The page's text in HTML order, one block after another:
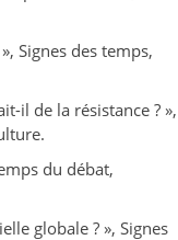
Signes des temps,
il de la résistance ? »,
du débat,
globale ? », Signes